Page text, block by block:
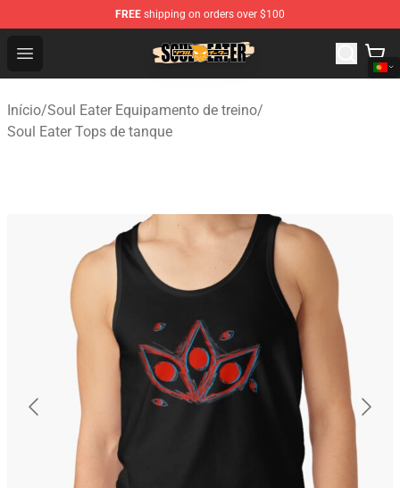
FREE shipping on orders over $100
Open menu
Soul Eater Store - Official Soul Eater Merchandise Shop
Início/Soul Eater Equipamento de treino/
Soul Eater Tops de tanque